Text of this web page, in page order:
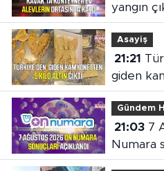
yangın
Asayiş
21:21
giden
çıktı
Gündem
21:037 Ağustos 2026 On
Numara